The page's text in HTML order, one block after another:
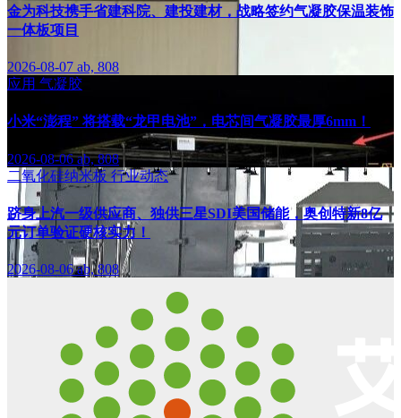
金为科技携手省建科院、建投建材，战略签约气凝胶保温装饰
一体板项目
2026-08-07 ab, 808
应用 气凝胶
小米“澎程” 将搭载“龙甲电池”，电芯间气凝胶最厚6mm！
2026-08-06ab, 808
二氧化硅纳米板 行业动态
跻身上汽一级供应商、独供三星SDI美国储能，奥创特新8亿
元订单验证硬核实力！
2026-08-06ab, 808